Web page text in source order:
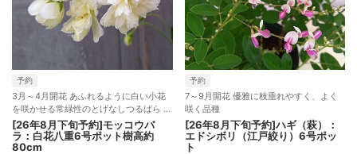
予約
3月～4月開花 あふれるように白い小花
を咲かせる常緑性のとげなしつるばら 蜜
源植物
[26年8月下旬予約]モッコウバ
ラ：白花八重6号ポット樹高約
80cm
予約
7～9月開花 優雅に枝垂れやすく、よく
咲く品種
[26年8月下旬予約]ハギ（萩）：
エドシボリ（江戸絞り）6号ポッ
ト